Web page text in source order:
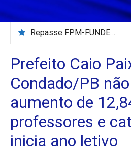
Repasse FPM-FUNDEB – Julho/2026
Prefeito Caio
Condado/PB
aumento de
professores e
inicia ano letivo